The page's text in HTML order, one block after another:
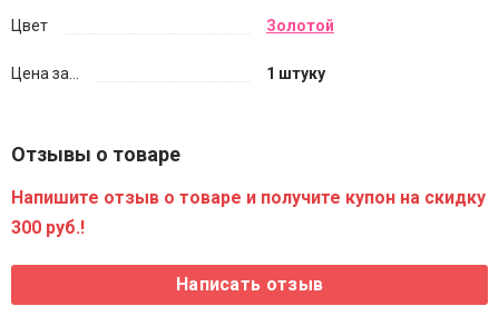
Цвет Золотой
Цена за... 1 штуку
Отзывы о товаре
Напишите отзыв о товаре и получите купон на скидку
300 руб.!